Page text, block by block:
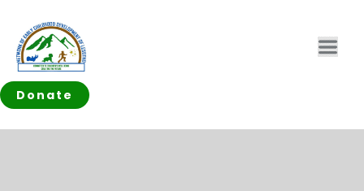
Donate